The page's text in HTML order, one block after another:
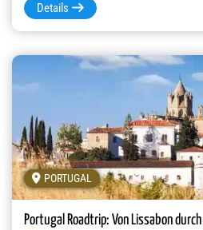
Details
PORTUGAL
Portugal Roadtrip: Von Lissabon